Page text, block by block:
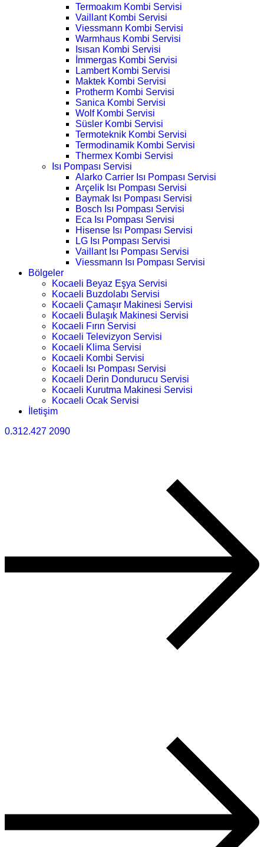
Termoakım Kombi Servisi
Vaillant Kombi Servisi
Viessmann Kombi Servisi
Warmhaus Kombi Servisi
Isısan Kombi Servisi
İmmergas Kombi Servisi
Lambert Kombi Servisi
Maktek Kombi Servisi
Protherm Kombi Servisi
Sanica Kombi Servisi
Wolf Kombi Servisi
Süsler Kombi Servisi
Termoteknik Kombi Servisi
Termodinamik Kombi Servisi
Thermex Kombi Servisi
Isı Pompası Servisi
Alarko Carrier Isı Pompası Servisi
Arçelik Isı Pompası Servisi
Baymak Isı Pompası Servisi
Bosch Isı Pompası Servisi
Eca Isı Pompası Servisi
Hisense Isı Pompası Servisi
LG Isı Pompası Servisi
Vaillant Isı Pompası Servisi
Viessmann Isı Pompası Servisi
Bölgeler
Kocaeli Beyaz Eşya Servisi
Kocaeli Buzdolabı Servisi
Kocaeli Çamaşır Makinesi Servisi
Kocaeli Bulaşık Makinesi Servisi
Kocaeli Fırın Servisi
Kocaeli Televizyon Servisi
Kocaeli Klima Servisi
Kocaeli Kombi Servisi
Kocaeli Isı Pompası Servisi
Kocaeli Derin Dondurucu Servisi
Kocaeli Kurutma Makinesi Servisi
Kocaeli Ocak Servisi
İletişim
0.312.427 2090